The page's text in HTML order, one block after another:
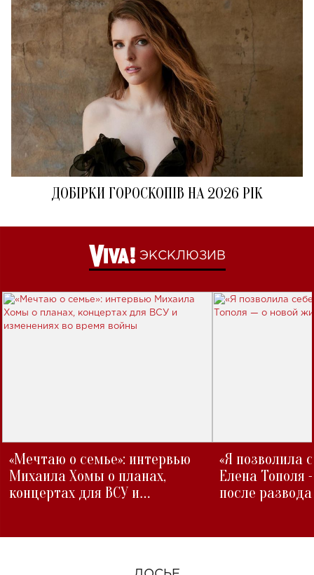
ДОБІРКИ ГОРОСКОПІВ НА 2026 РІК
ЭКСКЛЮЗИВ
«Мечтаю о семье»: интервью
Михаила Хомы о планах,
концертах для ВСУ и
«Я позволила
Елена Тополя
после развода